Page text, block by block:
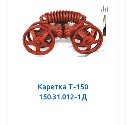
Каретка Т-150
150.31.012-1Д